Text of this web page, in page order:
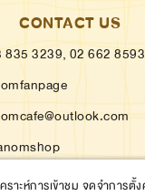
CONTACT US
835 3239, 02 662
ราะห์การเข้าชม จดจำการตั้ง